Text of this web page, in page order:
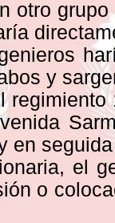
otro
y
en
el
o